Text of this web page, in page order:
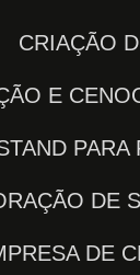
CRIAÇÃO
E
DE
DE